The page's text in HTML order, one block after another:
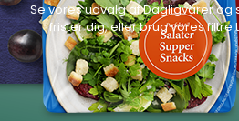
Se vores udvalg af Dagligvarer
frister dig, eller brug vores filtre